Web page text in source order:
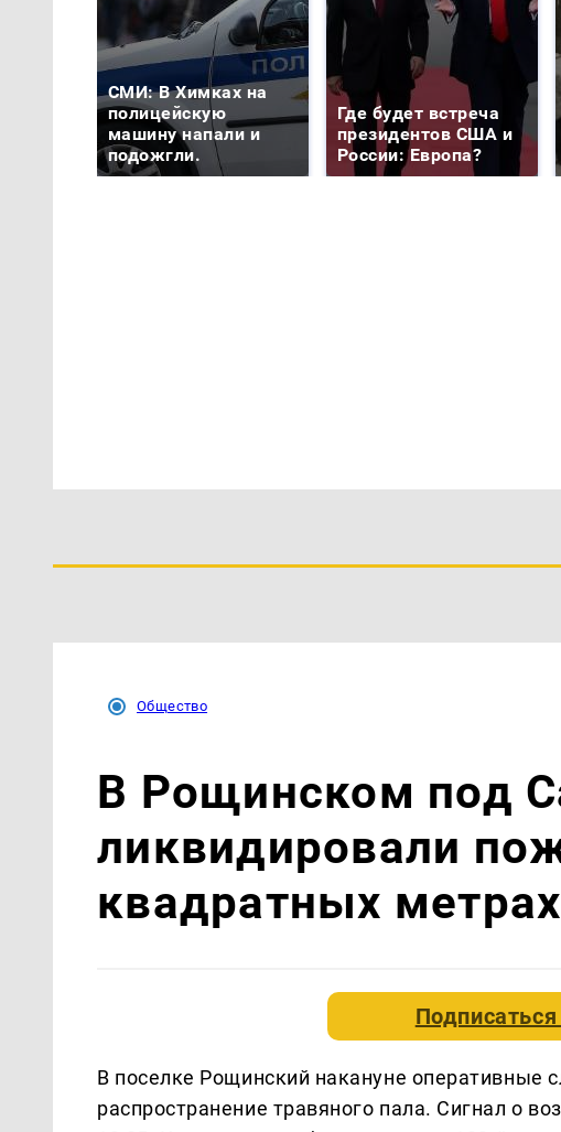
СМИ: В Химках на
полицейскую
машину напали и
подожгли.
Где будет встреча
президентов США и
России: Европа?
Общество
В Рощинском под
ликвидировали
квадратных
В поселке Рощинский накануне оперативные
распространение травяного пала. Сигнал о